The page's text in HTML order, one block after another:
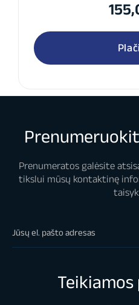
Prenumeratos galėsite
tikslui mūsų kontaktinę
Teikiamos